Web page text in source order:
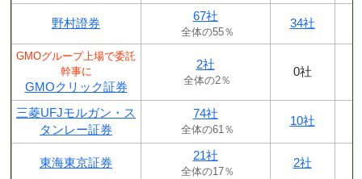
野村證券
67社
全体の55％
34社
GMOグループ上場で委託
幹事に
GMOクリック証券
2社
全体の2％
0社
三菱UFJモルガン・ス
タンレー証券
74社
全体の61％
10社
東海東京証券
21社
全体の17％
2社